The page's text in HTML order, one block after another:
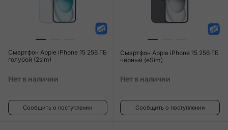
Смартфон Apple iPhone 15 256 ГБ
голубой (2sim)
Нет в наличии
Сообщить о поступлении
Смартфон Apple iPhone 15 256 ГБ
чёрный (eSim)
Нет в наличии
Сообщить о поступлении